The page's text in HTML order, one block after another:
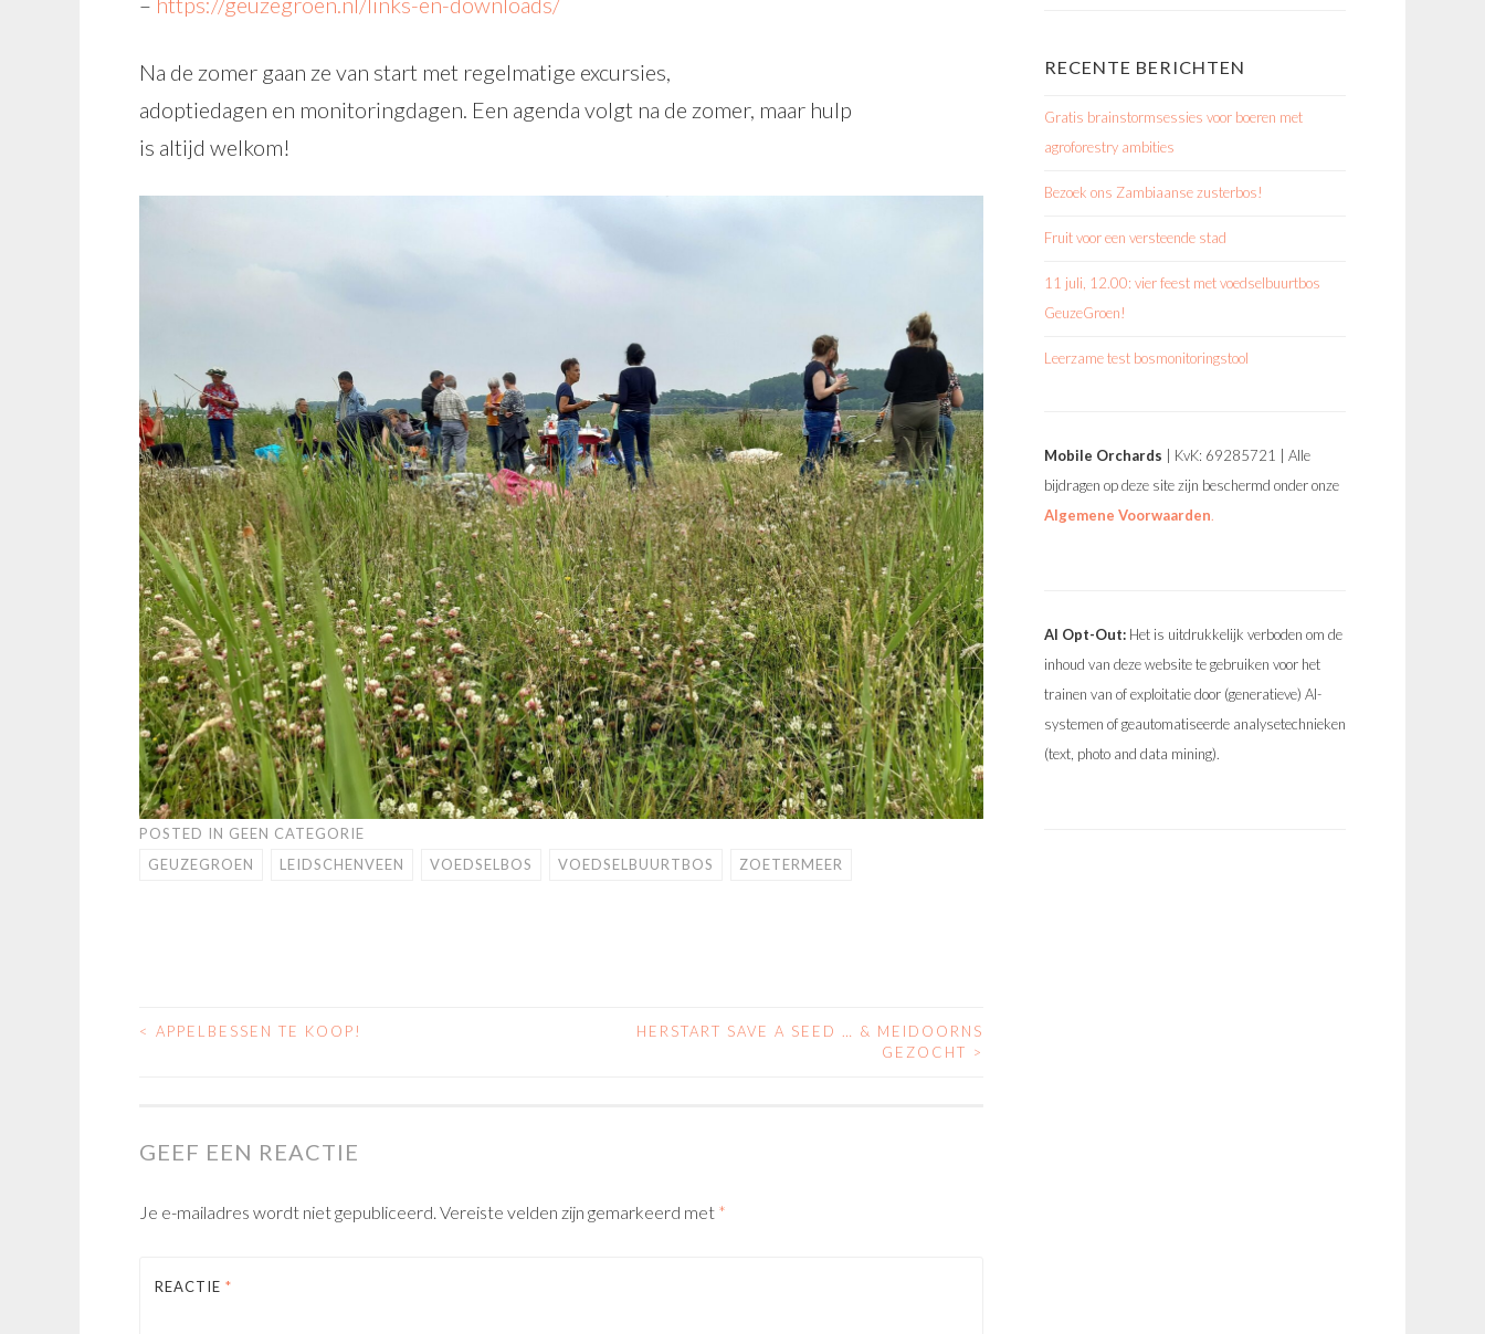
Na de zomer gaan ze van start met regelmatige excursies,
adoptiedagen en monitoringdagen. Een agenda volgt na de zomer, maar hulp
is altijd welkom!
POSTED IN GEEN CATEGORIE
GEUZEGROEN
LEIDSCHENVEEN VOEDSELBOS VOEDSELBUURTBOS ZOETERMEER
POST
< APPELBESSEN TE KOOP!
HERSTART SAVE A SEED … & MEIDOORNS
GEZOCHT >
GEEF EEN REACTIE
Je e-mailadres wordt niet gepubliceerd. Vereiste velden zijn gemarkeerd met *
REACTIE *
RECENTE BERICHTEN
Gratis brainstormsessies voor boeren met
agroforestry ambities
Bezoek ons Zambiaanse zusterbos!
Fruit voor een versteende stad
11 juli, 12.00: vier feest met voedselbuurtbos
GeuzeGroen!
Leerzame test bosmonitoringstool
Mobile Orchards | KvK: 69285721 | Alle
bijdragen op deze site zijn beschermd onder onze
Algemene Voorwaarden.
AI Opt-Out: Het is uitdrukkelijk verboden om de
inhoud van deze website te gebruiken voor het
trainen van of exploitatie door (generatieve) AI-
systemen of geautomatiseerde analysetechnieken
(text, photo and data mining).